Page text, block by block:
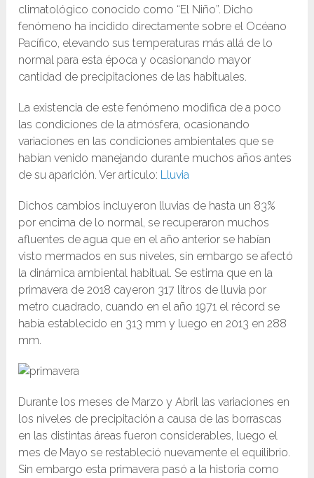
climatológico conocido como “El Niño”. Dicho
fenómeno ha incidido directamente sobre el Océano
Pacífico, elevando sus temperaturas más allá de lo
normal para esta época y ocasionando mayor
cantidad de precipitaciones de las habituales.
La existencia de este fenómeno modifica de a poco
las condiciones de la atmósfera, ocasionando
variaciones en las condiciones ambientales que se
habían venido manejando durante muchos años antes
de su aparición. Ver artículo: Lluvia
Dichos cambios incluyeron lluvias de hasta un 83%
por encima de lo normal, se recuperaron muchos
afluentes de agua que en el año anterior se habían
visto mermados en sus niveles, sin embargo se afectó
la dinámica ambiental habitual. Se estima que en la
primavera de 2018 cayeron 317 litros de lluvia por
metro cuadrado, cuando en el año 1971 el récord se
había establecido en 313 mm y luego en 2013 en 288
mm.
Durante los meses de Marzo y Abril las variaciones en
los niveles de precipitación a causa de las borrascas
en las distintas áreas fueron considerables, luego el
mes de Mayo se restableció nuevamente el equilibrio.
Sin embargo esta primavera pasó a la historia como